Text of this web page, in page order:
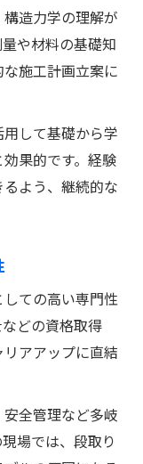
造力学の理解が
や材料の基礎知
施工計画立案に
して基礎から学
果的です。経験
よう、継続的な
ての高い専門性
どの資格取得
アアップに直結
全管理など多岐
場では、段取り